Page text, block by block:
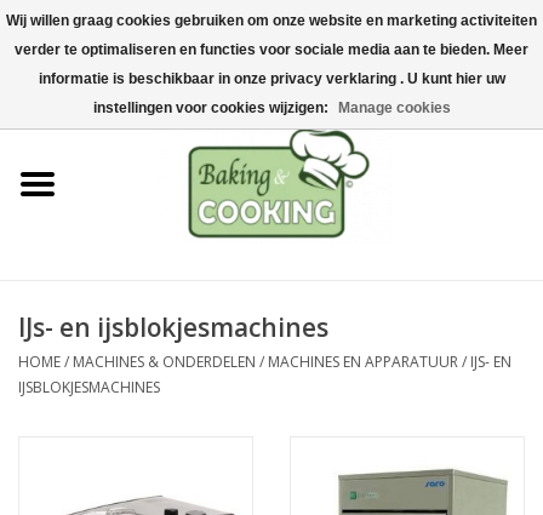
Home
Bak-& kookgerei
Machines & onderdelen
Chocolade & ijsbereiding
Hygiëne & opslag
IJs- en ijsblokjesmachines
HOME/ MACHINES & ONDERDELEN / MACHINES EN APPARATUUR/ IJS- EN
IJSBLOKJESMACHINES
Wij willen graag cookies gebruiken om onze website en marketing activiteiten
verder te optimaliseren en functies voor sociale media aan te bieden. Meer
informatie is beschikbaar in onze privacy verklaring . U kunt hier uw
instellingen voor cookies wijzigen:
Manage cookies